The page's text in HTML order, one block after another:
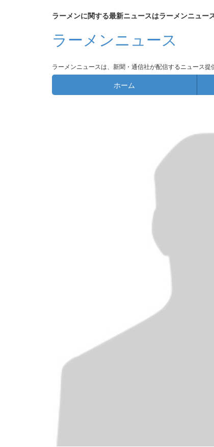
ラーメンに関する最新ニュースはラーメンニュー
ラーメンニュース
ラーメンニュースは、新聞・通信社が配信するニュース
ホーム